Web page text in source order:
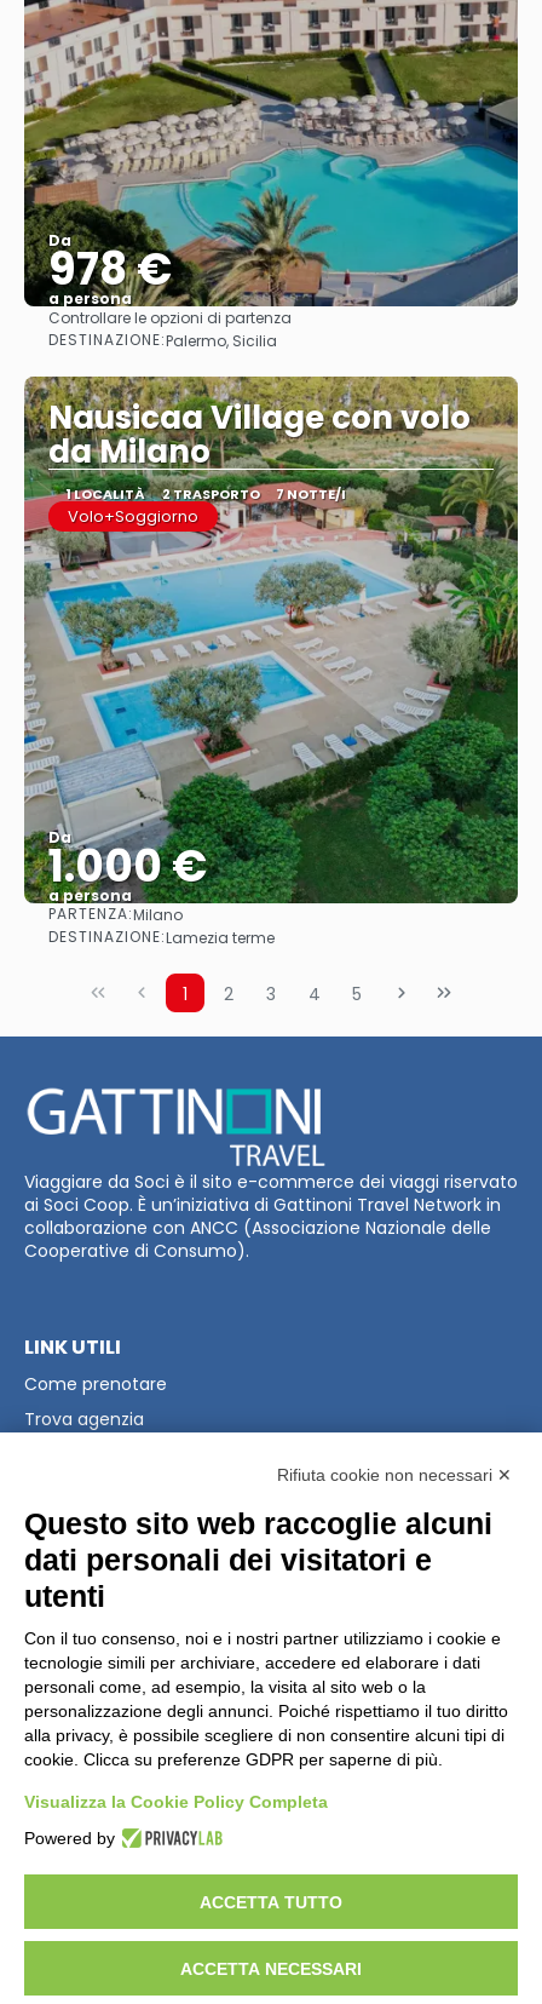
Da
978 €
a persona
Vedere
Controllare le opzioni di partenza
DESTINAZIONE:Palermo, Sicilia
Nausicaa Village con volo
da Milano
1 LOCALITÀ 2 TRASPORTO 7 NOTTE/I
Volo+Soggiorno
Da
1.000 €
a persona
PARTENZA:Milano
DESTINAZIONE:Lamezia terme
1 2 3 4 5
Viaggiare da Soci è il sito e-commerce dei viaggi riservato
ai Soci Coop. È un’iniziativa di Gattinoni Travel Network in
collaborazione con ANCC (Associazione Nazionale delle
Cooperative di Consumo).
LINK UTILI
Come prenotare
Trova agenzia
PRIVACY & LEGAL
Privacy Policy
Modifica preferenze Cookie
CONTATTI
Scrivici
+39 02 39864867
02713750137 | Licenza n.21414 del 08.06.2006 | Polizza
Rifiuta cookie non necessari ✕
Questo sito web raccoglie alcuni
dati personali dei visitatori e
utenti
Con il tuo consenso, noi e i nostri partner utilizziamo i cookie e
tecnologie simili per archiviare, accedere ed elaborare i dati
personali come, ad esempio, la visita al sito web o la
personalizzazione degli annunci. Poiché rispettiamo il tuo diritto
alla privacy, è possibile scegliere di non consentire alcuni tipi di
cookie. Clicca su preferenze GDPR per saperne di più.
Visualizza la Cookie Policy Completa
Powered by
ACCETTA TUTTO
ACCETTA NECESSARI